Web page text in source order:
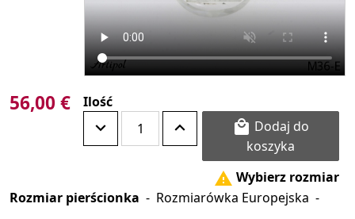
56,00 € Ilość

koszyka
 Wybierz rozmiar
Rozmiar pierścionka - Rozmiarówka Europejska -